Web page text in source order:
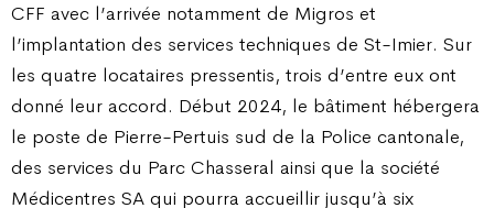
CFF avec l’arrivée notamment de Migros et
l’implantation des services techniques de St-Imier. Sur
les quatre locataires pressentis, trois d’entre eux ont
donné leur accord. Début 2024, le bâtiment hébergera
le poste de Pierre-Pertuis sud de la Police cantonale,
des services du Parc Chasseral ainsi que la société
Médicentres SA qui pourra accueillir jusqu’à six